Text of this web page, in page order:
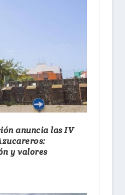
anuncia las IV
y valores